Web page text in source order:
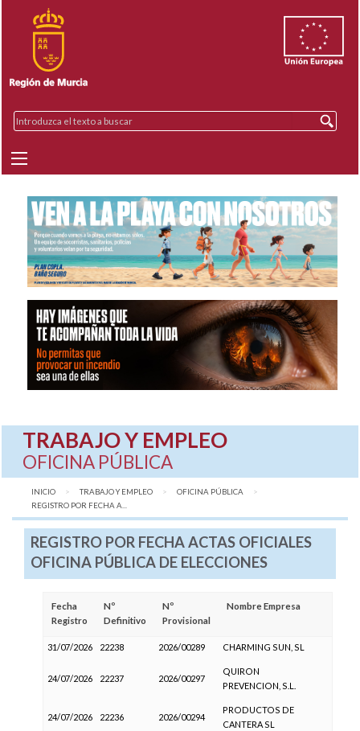
TRABAJO Y EMPLEO
OFICINA PÚBLICA
INICIO TRABAJO Y EMPLEO
OFICINA PÚBLICA
AQUÍ:
REGISTRO POR FECHA A...
REGISTRO POR FECHA ACTAS OFICIALES
OFICINA PÚBLICA DE ELECCIONES
Fecha
Registro
Nº
Definitivo
Nº
Provisional
Nombre Empresa
31/07/2026 22238 2026/00289 CHARMING SUN, SL
24/07/2026 22237 2026/00297
QUIRON
PREVENCION, S.L.
24/07/2026 22236 2026/00294
PRODUCTOS DE
CANTERA SL